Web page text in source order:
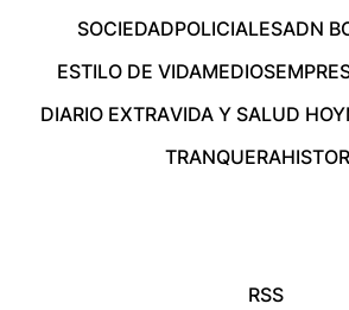
SOCIEDADPOLICIALESADN
ESTILO DE VIDAMEDIOS
DIARIO EXTRAVIDA Y SALUD HOY
TRANQUERA
RSS